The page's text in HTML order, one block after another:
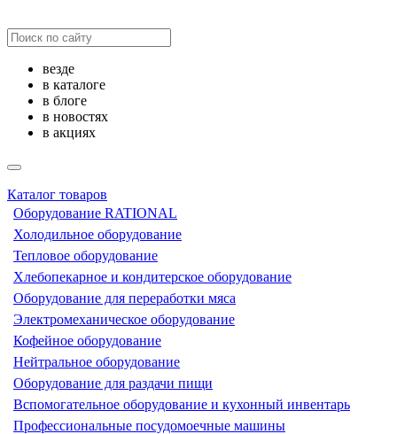
везде
в каталоге
в блоге
в новостях
в акциях
Каталог товаров
Оборудование RATIONAL
Холодильное оборудование
Тепловое оборудование
Хлебопекарное и кондитерское оборудование
Оборудование для переработки мяса
Электромеханическое оборудование
Кофейное оборудование
Нейтральное оборудование
Оборудование для раздачи пищи
Вспомогательное оборудование и кухонный инвентарь
Профессиональные посудомоечные машины